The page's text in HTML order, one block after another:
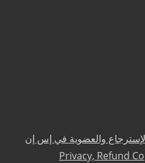
والعضوية في إس إن
Privacy, Refund